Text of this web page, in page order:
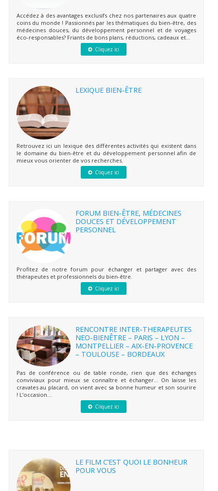
Accédez à des avantages exclusifs chez nos partenaires aux quatre
coins du monde ! Passionnés par les thématiques du bien-être, des
médecines douces, du développement personnel et de voyages
éco-responsables? Friants de bons plans, réductions, cadeaux et...
Cliquez ici
LEXIQUE BIEN-ÊTRE
Retrouvez ici un lexique des différentes activités qui existent dans
le domaine du bien-être et du développement personnel afin de
mieux vous orienter de vos recherches.
Cliquez ici
FORUM BIEN-ÊTRE, MÉDECINES
DOUCES ET DÉVELOPPEMENT
PERSONNEL
Profitez de notre forum pour échanger et partager avec des
thérapeutes et professionnels du bien-être.
Cliquez ici
RENCONTRE INTER-THERAPEUTES
NEO-BIENÊTRE – PARIS – LYON –
MONTPELLIER – AIX-EN-PROVENCE
– TOULOUSE – BORDEAUX
Pas de conférence ou de table ronde, rien que des échanges
conviviaux pour mieux se connaître et échanger… On laisse les
cravates au placard, on vient avec sa bonne humeur et son sourire
! L’occasion...
Cliquez ici
LE FILM C’EST QUOI LE BONHEUR
POUR VOUS